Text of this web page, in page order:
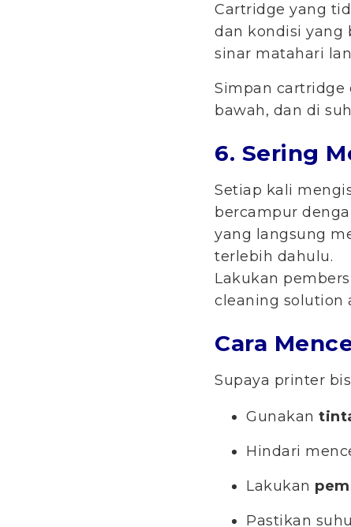
Cartridge yang
dan kondisi yang
sinar matahari
Simpan cartridge
bawah, dan di
6. Sering
Setiap kali
bercampur
yang langsung
terlebih dahulu.
Lakukan
cleaning solution
Cara
Supaya printer
Gunakan
Hindari
Lakukan
Pastikan